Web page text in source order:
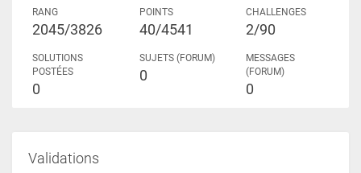
RANG
2045/3826
POINTS
40/4541
CHALLENGES
2/90
SOLUTIONS
POSTÉES
0
SUJETS (FORUM)
0
MESSAGES
(FORUM)
0
Validations